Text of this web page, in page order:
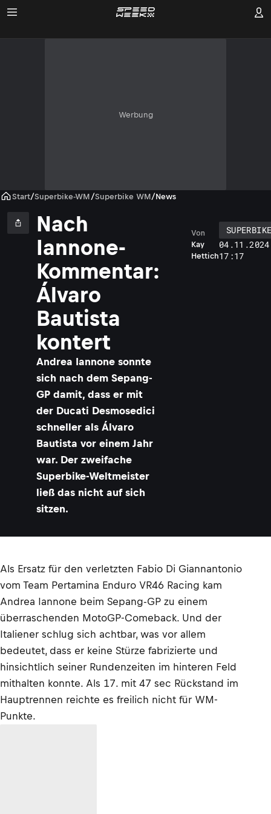
Werbung
Start/Superbike-WM /Superbike WM/News
Nach
Iannone-
Kommentar:
Álvaro
Bautista
kontert
Andrea Iannone sonnte
sich nach dem Sepang-
GP damit, dass er mit
der Ducati Desmosedici
schneller als Álvaro
Bautista vor einem Jahr
war. Der zweifache
Superbike-Weltmeister
ließ das nicht auf sich
sitzen.
Kay
Hettich
Von
17:17
Als Ersatz für den verletzten Fabio Di Giannantonio
vom Team Pertamina Enduro VR46 Racing kam
Andrea Iannone beim Sepang-GP zu einem
überraschenden MotoGP-Comeback. Und der
Italiener schlug sich achtbar, was vor allem
bedeutet, dass er keine Stürze fabrizierte und
hinsichtlich seiner Rundenzeiten im hinteren Feld
mithalten konnte. Als 17. mit 47 sec Rückstand im
Hauptrennen reichte es freilich nicht für WM-
Punkte.